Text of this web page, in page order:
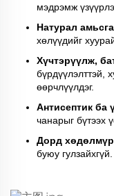
мэдрэмж
Натурал
хөлүүдийг
Хүчтэрүүлж,
бүрдүүлэлттэй,
өөрчлүүлдэг.
Антисептик ба
чанарыг бүтээх
Дорд
буюу гулзайхгүй.